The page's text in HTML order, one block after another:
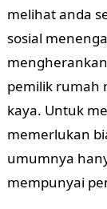
melihat anda
sosial
pemilik rumah
kaya. Untuk
memerlukan
umumnya
mempunyai